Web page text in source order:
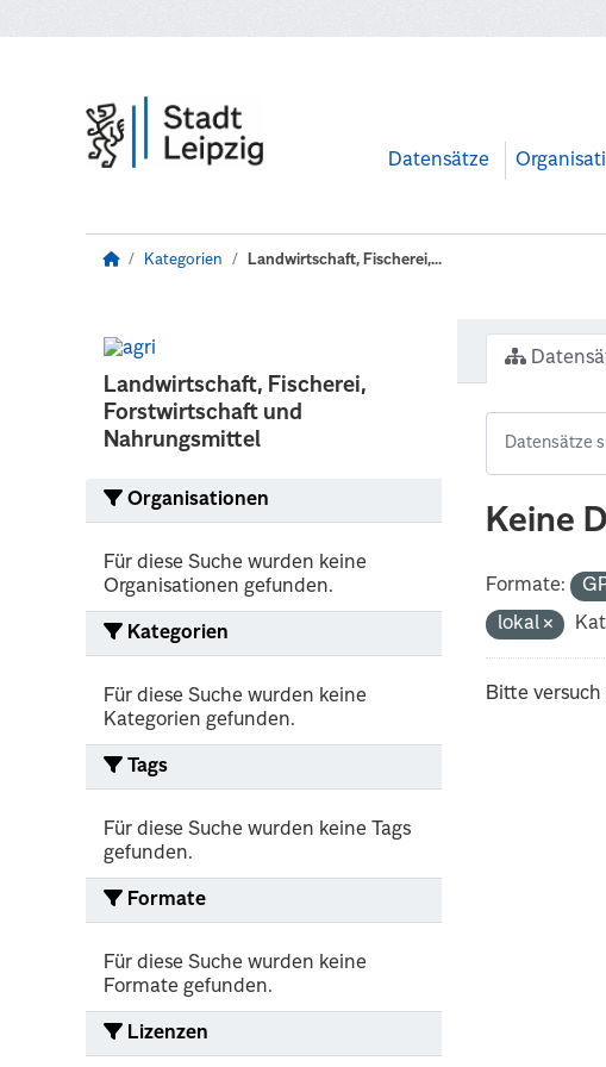
Datensätze
Kategorien Landwirtschaft, Fischerei,...
Landwirtschaft, Fischerei,
Forstwirtschaft und
Nahrungsmittel
Organisationen
Für diese Suche wurden keine
Organisationen gefunden.
Kategorien
Für diese Suche wurden keine
Kategorien gefunden.
Tags
Für diese Suche wurden keine Tags
gefunden.
Formate
Für diese Suche wurden keine
Formate gefunden.
Lizenzen
Keine
Formate:
lokal
Bitte